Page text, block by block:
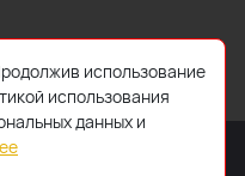
использование
использования
данных и